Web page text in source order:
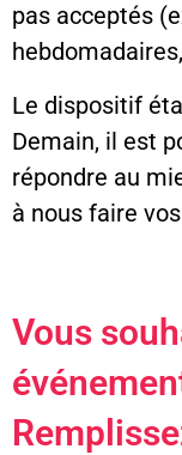
pas acceptés
Le dispositif
Demain, il est
répondre au
à nous faire
Vous